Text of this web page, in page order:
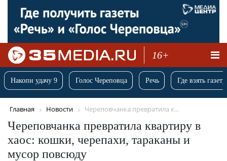
16+
Накопи удачу 9 Голос Череповца Речь Где взять
Главная Новости Череповчанка превратила к...
Череповчанка превратила квартиру в
хаос: кошки, черепахи, тараканы и
мусор повсюду